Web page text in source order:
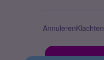
AnnulerenKlachten